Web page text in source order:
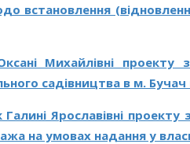
встановлення
Михайлівні
садівництва в м.
Ярославівні
на умовах надання у